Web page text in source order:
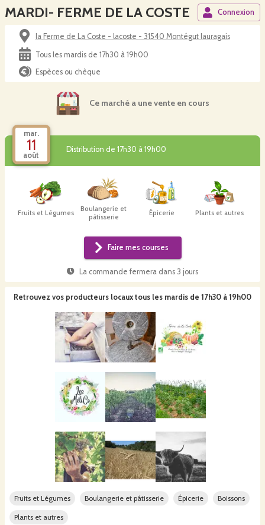
MARDI- FERME DE LA COSTE Connexion
la Ferme de La Coste - lacoste - 31540 Montégut lauragais
Tous les mardis de 17h30 à 19h00
Espèces ou chèque
Ce marché a une vente en cours
mar.
11
août
Distribution de 17h30 à 19h00
Fruits et Légumes
Boulangerie et
pâtisserie
Épicerie Plants et autres
Faire mes courses
La commande fermera dans 3 jours
Retrouvez vos producteurs locaux tous les mardis de 17h30 à 19h00
Fruits et Légumes Boulangerie et pâtisserie Épicerie Boissons
Plants et autres